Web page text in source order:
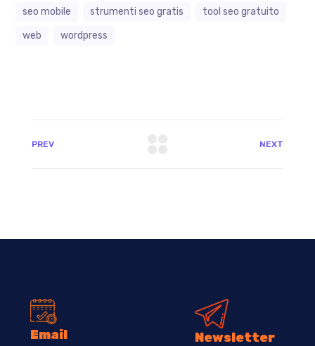
seo mobile
strumenti seo gratis
tool seo gratuito
web
wordpress
PREV NEXT
Email Newsletter